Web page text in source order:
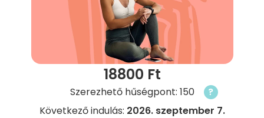
18800 Ft
Szerezhető hűségpont: 150
?
Következő indulás: 2026. szeptember 7.